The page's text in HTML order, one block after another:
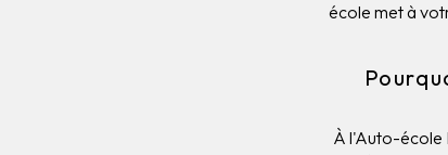
école met à
À l'Auto-école